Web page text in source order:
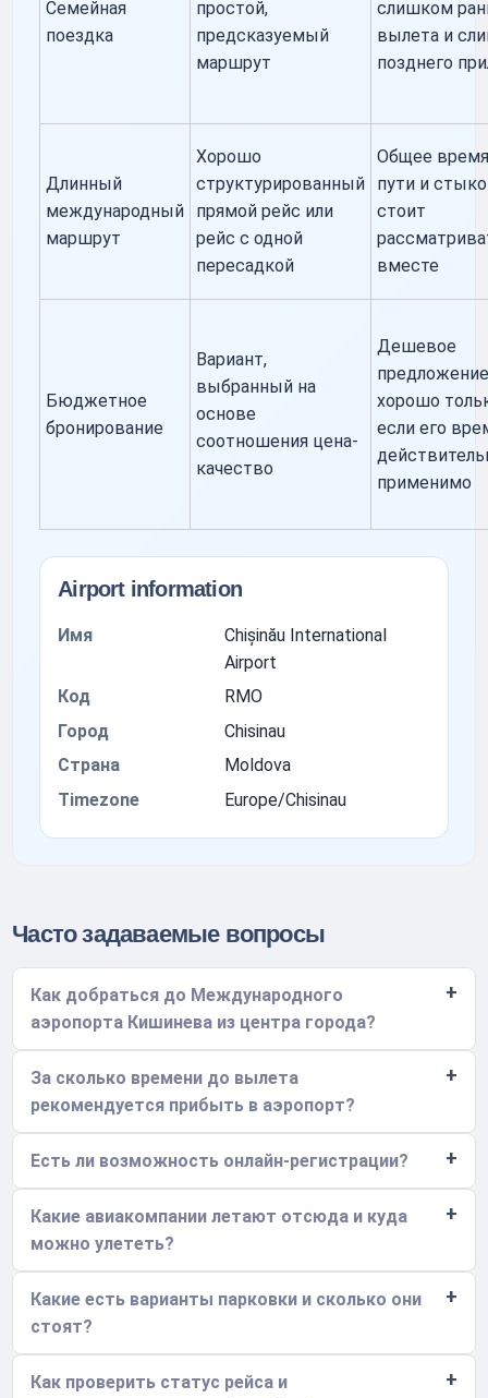
Семейная
поездка
простой,
предсказуемый
маршрут
слишком
вылета и
позднего
Длинный
международный
маршрут
Хорошо
структурированный
прямой рейс или
рейс с одной
пересадкой
Общее
пути и
стоит
вместе
Бюджетное
бронирование
Вариант,
выбранный на
основе
соотношения цена-
качество
Дешевое
хорошо
если его
применимо
Airport information
Имя
Chișinău International
Airport
Код
RMO
Город
Chisinau
Страна
Moldova
Timezone
Europe/Chisinau
Часто задаваемые вопросы
Как добраться до Международного
аэропорта Кишинева из центра города?
За сколько времени до вылета
рекомендуется прибыть в аэропорт?
Есть ли возможность онлайн-регистрации?
Какие авиакомпании летают отсюда и куда
можно улететь?
Какие есть варианты парковки и сколько они
стоят?
Как проверить статус рейса и